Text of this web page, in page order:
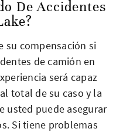
De Accidentes
su compensación si
de camión en
será capaz
total de su caso y la
usted puede asegurar
Si tiene problemas